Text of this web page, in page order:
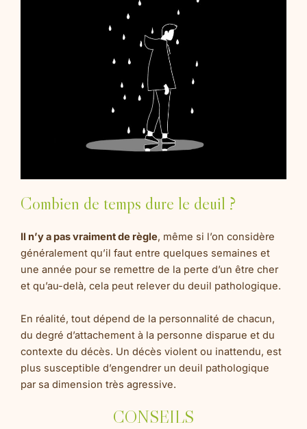
Combien de temps dure le deuil ?
Il n’y a pas vraiment de règle, même si l’on considère
généralement qu’il faut entre quelques semaines et
une année pour se remettre de la perte d’un être cher
et qu’au-delà, cela peut relever du deuil pathologique.
En réalité, tout dépend de la personnalité de chacun,
du degré d’attachement à la personne disparue et du
contexte du décès. Un décès violent ou inattendu, est
plus susceptible d’engendrer un deuil pathologique
par sa dimension très agressive.
CONSEILS